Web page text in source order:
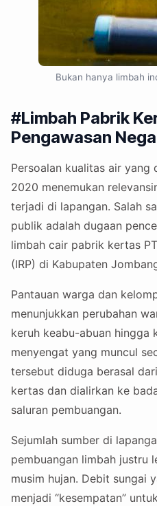
Bukan hanya limbah
#Limbah Pabrik
Pengawasan
Persoalan kualitas air yang
2020 menemukan
terjadi di lapangan. Salah
publik adalah dugaan
limbah cair pabrik kertas
(IRP) di Kabupaten
Pantauan warga dan
menunjukkan perubahan
keruh keabu-abuan hingga
menyengat yang muncul
tersebut diduga berasal
kertas dan dialirkan ke
saluran pembuangan.
Sejumlah sumber di
pembuangan limbah justru
musim hujan. Debit sungai
menjadi “kesempatan”